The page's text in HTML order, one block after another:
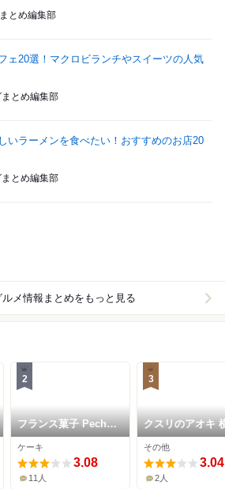
とめ編集部
ェ20選！マクロビランチやスイーツの人気
とめ編集部
いラーメンを食べたい！おすすめのお店20
とめ編集部
メ情報まとめをもっと見る
2
フランス菓子 Peche
Mignon
ケーキ
3.08
11人
3
クスリのアオキ
店
その他
3.04
2人